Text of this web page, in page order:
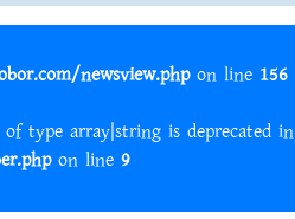
newsview.phpon line 156
of type array|string is deprecated in
on line 9